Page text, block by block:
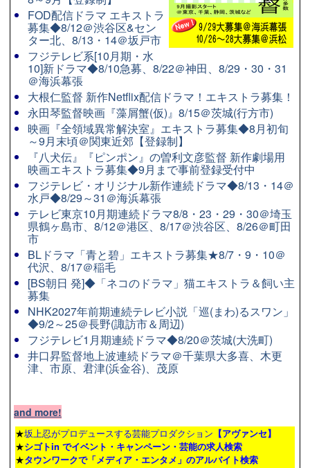
FOD配信ドラマ エキストラ
募集◆8/12＠渋谷区&セン
ター北、8/13・14＠坂戸市
フジテレビ系[10月期・水
10]新ドラマ◆8/10急募、8/22＠神田、8/29・30・31
＠海浜幕張
大根仁監督 新作Netflix配信ドラマ！エキストラ募集！
永田琴監督映画『藻屑蟹(仮)』8/15＠茨城(行方市)
映画『全領域異常解決室』エキストラ募集◆8月初旬
～9月末頃＠関東近郊【登録制】
『八犬伝』『ピンポン』の曽利文彦監督 新作劇場用
映画エキストラ募集◆9月まで事前登録受付中
フジテレビ・オリジナル新作連続ドラマ◆8/13・14＠
水戸◆8/29～31＠海浜幕張
テレビ東京10月期連続ドラマ8/8・23・29・30＠埼玉
県鶴ヶ島市、8/12＠港区、8/17＠渋谷区、8/26＠町田
市
BLドラマ「青と碧」エキストラ募集★8/7・9・10＠
代沢、8/17＠稲毛
[BS朝日 発]◆「ネコのドラマ」猫エキストラ＆飼い主
募集
NHK2027年前期連続テレビ小説「巡(まわ)るスワン」
◆9/2～25＠長野(諏訪市＆周辺)
フジテレビ1月期連続ドラマ◆8/20＠茨城(大洗町)
井口昇監督地上波連続ドラマ＠千葉県大多喜、木更
津、市原、君津(浜金谷)、茂原
and more!
★坂上忍がプロデュースする芸能プロダクション 【アヴァンセ】
★シゴトin でイベント・キャンペーン・芸能の求人検索
★タウンワークで「メディア・エンタメ」のアルバイト検索